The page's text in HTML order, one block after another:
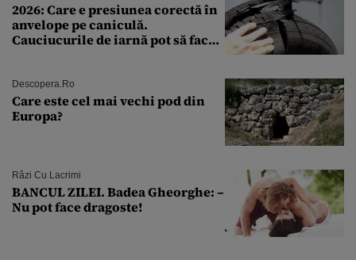
2026: Care e presiunea corectă în
anvelope pe caniculă.
Cauciucurile de iarnă pot să facă
Descopera.ro
Care este cel mai vechi pod din
Europa?
Râzi Cu Lacrimi
BANCUL ZILEI. Badea Gheorghe: –
Nu pot face dragoste!